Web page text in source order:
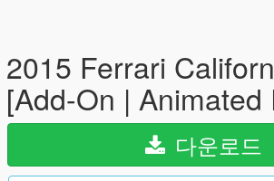
2015 Ferrari
[Add-On | Animated
다운로드